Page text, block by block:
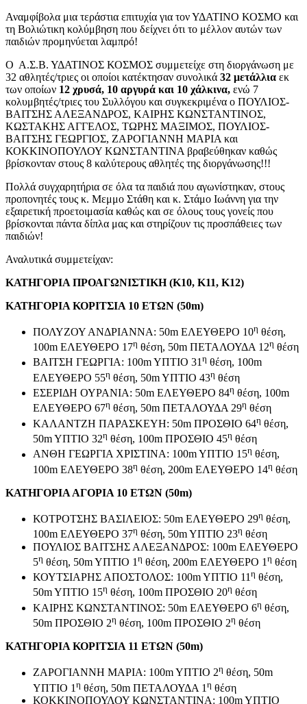
Αναμφίβολα μια τεράστια επιτυχία για τον ΥΔΑΤΙΝΟ ΚΟΣΜΟ και
τη Βολιώτικη κολύμβηση που δείχνει ότι το μέλλον αυτών των
παιδιών προμηνύεται λαμπρό!
Ο Α.Σ.Β. ΥΔΑΤΙΝΟΣ ΚΟΣΜΟΣ συμμετείχε στη διοργάνωση με
32 αθλητές/τριες οι οποίοι κατέκτησαν συνολικά 32 μετάλλια εκ
των οποίων 12 χρυσά, 10 αργυρά και 10 χάλκινα, ενώ 7
κολυμβητές/τριες του Συλλόγου και συγκεκριμένα ο ΠΟΥΛΙΟΣ-
ΒΑΙΤΣΗΣ ΑΛΕΞΑΝΔΡΟΣ, ΚΑΙΡΗΣ ΚΩΝΣΤΑΝΤΙΝΟΣ,
ΚΩΣΤΑΚΗΣ ΑΓΓΕΛΟΣ, ΤΩΡΗΣ ΜΑΞΙΜΟΣ, ΠΟΥΛΙΟΣ-
ΒΑΙΤΣΗΣ ΓΕΩΡΓΙΟΣ, ΖΑΡΟΓΙΑΝΝΗ ΜΑΡΙΑ και
ΚΟΚΚΙΝΟΠΟΥΛΟΥ ΚΩΝΣΤΑΝΤΙΝΑ βραβεύθηκαν καθώς
βρίσκονταν στους 8 καλύτερους αθλητές της διοργάνωσης!!!
Πολλά συγχαρητήρια σε όλα τα παιδιά που αγωνίστηκαν, στους
προπονητές τους κ. Μεμμο Στάθη και κ. Στάμο Ιωάννη για την
εξαιρετική προετοιμασία καθώς και σε όλους τους γονείς που
βρίσκονται πάντα δίπλα μας και στηρίζουν τις προσπάθειες των
παιδιών!
Αναλυτικά συμμετείχαν:
ΚΑΤΗΓΟΡΙΑ ΠΡΟΑΓΩΝΙΣΤΙΚΗ (Κ10, Κ11, Κ12)
ΚΑΤΗΓΟΡΙΑ ΚΟΡΙΤΣΙΑ 10 ΕΤΩΝ (50m)
ΠΟΛΥΖΟΥ ΑΝΔΡΙΑΝΝΑ: 50m ΕΛΕΥΘΕΡΟ 10η θέση,
100m ΕΛΕΥΘΕΡΟ 17η θέση, 50m ΠΕΤΑΛΟΥΔΑ 12η θέση
ΒΑΙΤΣΗ ΓΕΩΡΓΙΑ: 100m YΠTIO 31η θέση, 100m
ΕΛΕΥΘΕΡΟ 55η θέση, 50m YΠTIO 43η θέση
ΕΣΕΡΙΔΗ ΟΥΡΑΝΙΑ: 50m ΕΛΕΥΘΕΡΟ 84η θέση, 100m
ΕΛΕΥΘΕΡΟ 67η θέση, 50m ΠΕΤΑΛΟΥΔΑ 29η θέση
ΚΑΛΑΝΤΖΗ ΠΑΡΑΣΚΕΥΗ: 50m ΠΡΟΣΘΙΟ 64η θέση,
50m YΠTIO 32η θέση, 100m ΠΡΟΣΘΙΟ 45η θέση
ΑΝΘΗ ΓΕΩΡΓΙΑ ΧΡΙΣΤΙΝΑ: 100m YΠTIO 15η θέση,
100m ΕΛΕΥΘΕΡΟ 38η θέση, 200m ΕΛΕΥΘΕΡΟ 14η θέση
ΚΑΤΗΓΟΡΙΑ ΑΓΟΡΙΑ 10 ΕΤΩΝ (50m)
ΚΟΤΡΟΤΣΗΣ ΒΑΣΙΛΕΙΟΣ: 50m ΕΛΕΥΘΕΡΟ 29η θέση,
100m ΕΛΕΥΘΕΡΟ 37η θέση, 50m YΠTIO 23η θέση
ΠΟΥΛΙΟΣ ΒΑΙΤΣΗΣ ΑΛΕΞΑΝΔΡΟΣ: 100m ΕΛΕΥΘΕΡΟ
5η θέση, 50m YΠTIO 1 η θέση, 200m ΕΛΕΥΘΕΡΟ 1 η θέση
ΚΟΥΤΣΙΑΡΗΣ ΑΠΟΣΤΟΛΟΣ: 100m YΠTIO 11 η θέση,
50m YΠTIO 15η θέση, 100m ΠΡΟΣΘΙΟ 20η θέση
ΚΑΙΡΗΣ ΚΩΝΣΤΑΝΤΙΝΟΣ: 50m ΕΛΕΥΘΕΡΟ 6η θέση,
50m ΠΡΟΣΘΙΟ 2η θέση, 100m ΠΡΟΣΘΙΟ 2η θέση
ΚΑΤΗΓΟΡΙΑ ΚΟΡΙΤΣΙΑ 11 ΕΤΩΝ (50m)
ΖΑΡΟΓΙΑΝΝΗ ΜΑΡΙΑ: 100m YΠTIO 2η θέση, 50m
YΠTIO 1 η θέση, 50m ΠΕΤΑΛΟΥΔΑ 1 η θέση
ΚΟΚΚΙΝΟΠΟΥΛΟΥ ΚΩΝΣΤΑΝΤΙΝΑ: 100m YΠTIO